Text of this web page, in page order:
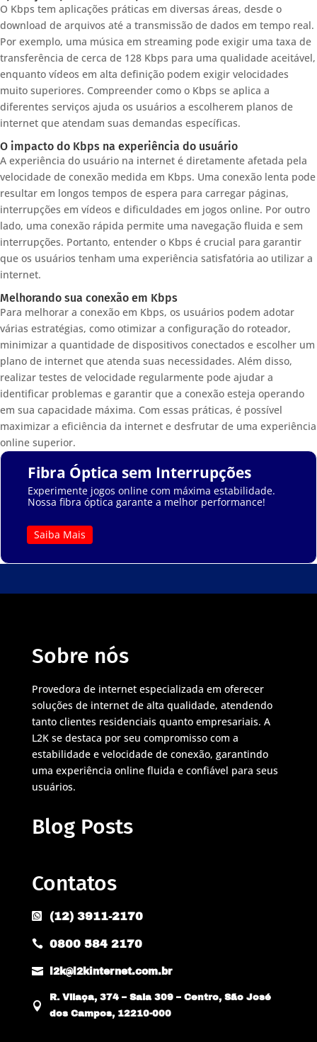
O Kbps tem aplicações práticas em diversas áreas, desde o
download de arquivos até a transmissão de dados em tempo real.
Por exemplo, uma música em streaming pode exigir uma taxa de
transferência de cerca de 128 Kbps para uma qualidade aceitável,
enquanto vídeos em alta definição podem exigir velocidades
muito superiores. Compreender como o Kbps se aplica a
diferentes serviços ajuda os usuários a escolherem planos de
internet que atendam suas demandas específicas.
O impacto do Kbps na experiência do usuário
A experiência do usuário na internet é diretamente afetada pela
velocidade de conexão medida em Kbps. Uma conexão lenta pode
resultar em longos tempos de espera para carregar páginas,
interrupções em vídeos e dificuldades em jogos online. Por outro
lado, uma conexão rápida permite uma navegação fluida e sem
interrupções. Portanto, entender o Kbps é crucial para garantir
que os usuários tenham uma experiência satisfatória ao utilizar a
internet.
Melhorando sua conexão em Kbps
Para melhorar a conexão em Kbps, os usuários podem adotar
várias estratégias, como otimizar a configuração do roteador,
minimizar a quantidade de dispositivos conectados e escolher um
plano de internet que atenda suas necessidades. Além disso,
realizar testes de velocidade regularmente pode ajudar a
identificar problemas e garantir que a conexão esteja operando
em sua capacidade máxima. Com essas práticas, é possível
maximizar a eficiência da internet e desfrutar de uma experiência
online superior.
Fibra Óptica sem Interrupções
Experimente jogos online com máxima estabilidade.
Nossa fibra óptica garante a melhor performance!
Saiba Mais
Sobre nós
Provedora de internet especializada em oferecer
soluções de internet de alta qualidade, atendendo
tanto clientes residenciais quanto empresariais. A
L2K se destaca por seu compromisso com a
estabilidade e velocidade de conexão, garantindo
uma experiência online fluida e confiável para seus
usuários.
Blog Posts
Contatos
 (12) 3911-2170
 0800 584 2170
 l2k@l2kinternet.com.br

R. Vilaça, 374 – Sala 309 – Centro, São José
dos Campos, 12210-000